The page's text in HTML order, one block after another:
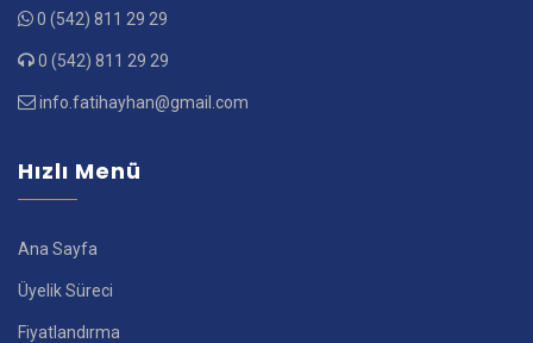
0 (542) 811 29 29
0 (542) 811 29 29
info.fatihayhan@gmail.com
Hızlı Menü
Ana Sayfa
Üyelik Süreci
Fiyatlandırma